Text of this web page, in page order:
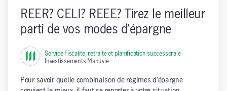
REER? CELI? REEE? Tirez le meilleur
parti de vos modes d’épargne
Service Fiscalité, retraite et planification successorale,
Investissements Manuvie
Pour savoir quelle combinaison de régimes d’épargne